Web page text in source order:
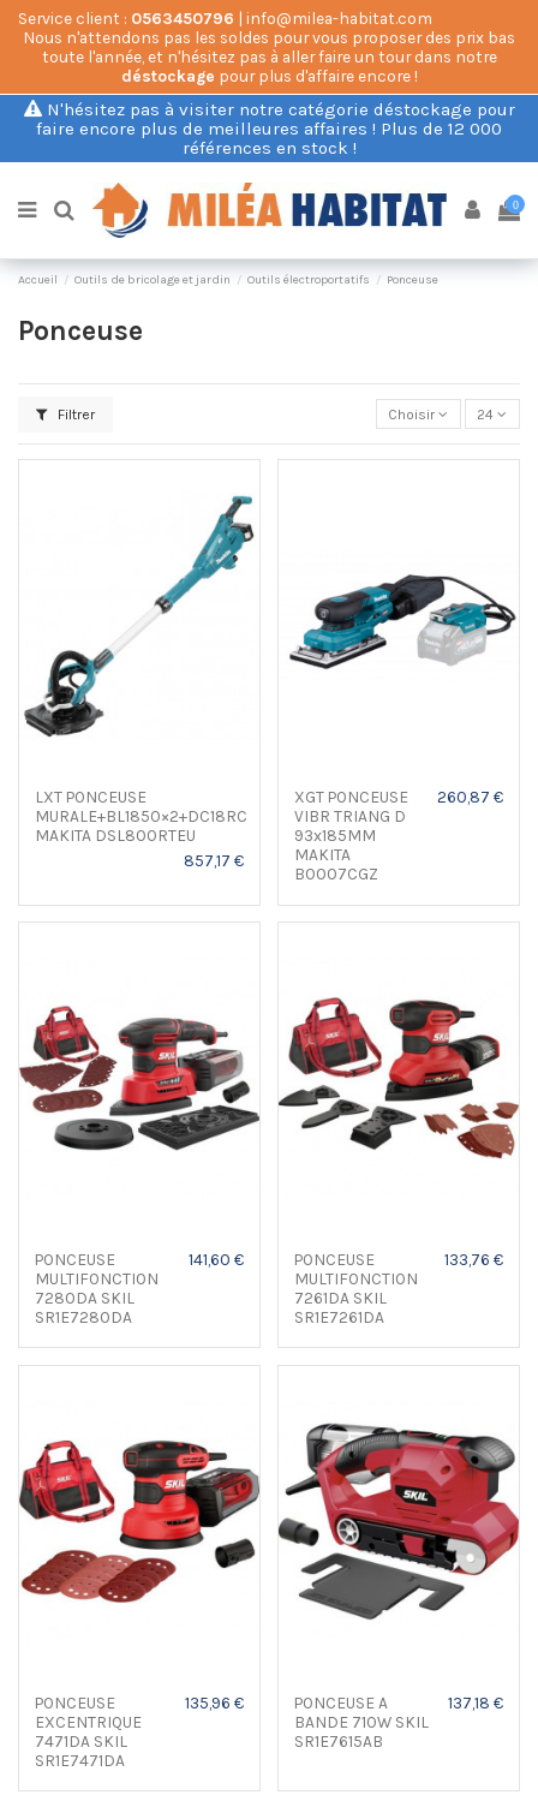
Service client : 0563450796 | info@milea-habitat.com
Nous n'attendons pas les soldes pour vous proposer des prix bas
toute l'année, et n'hésitez pas à aller faire un tour dans notre
déstockage pour plus d'affaire encore !
N'hésitez pas à visiter notre catégorie déstockage pour
faire encore plus de meilleures affaires ! Plus de 12 000
références en stock !
0
Accueil Outils de bricolage et jardin Outils électroportatifs Ponceuse
Ponceuse
Filtrer Choisir 24
LXT PONCEUSE
MURALE+BL1850×2+DC18RC
MAKITA DSL800RTEU
857,17 €
XGT PONCEUSE
VIBR TRIANG D
93x185MM
MAKITA
BO007CGZ
260,87 €
PONCEUSE
MULTIFONCTION
7280DA SKIL
SR1E7280DA
141,60 €
PONCEUSE
MULTIFONCTION
7261DA SKIL
SR1E7261DA
133,76 €
PONCEUSE
EXCENTRIQUE
7471DA SKIL
SR1E7471DA
135,96 €
PONCEUSE A
BANDE 710W SKIL
SR1E7615AB
137,18 €